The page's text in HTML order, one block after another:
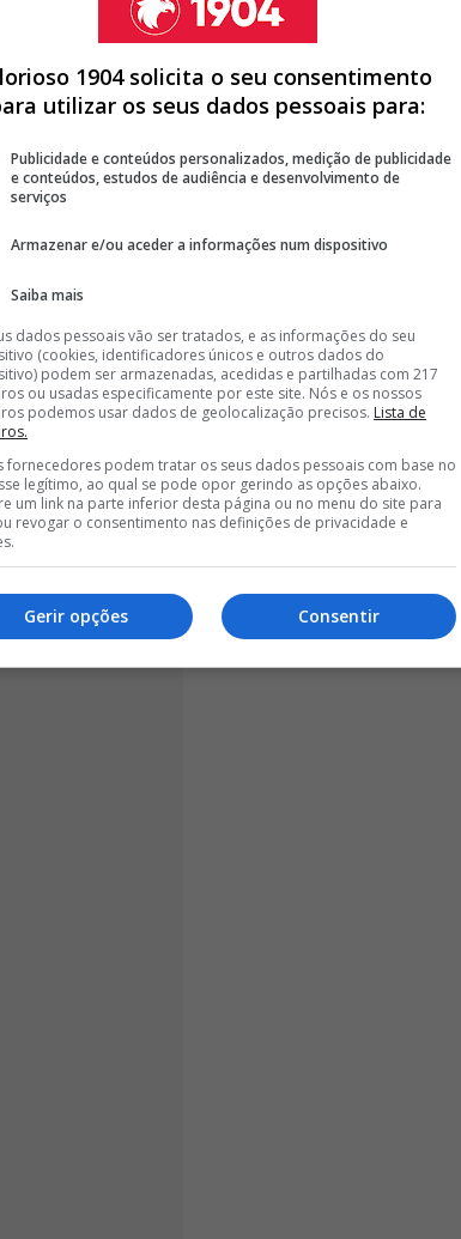
a direção do Corinthians está disposta
entre os 10 e os 15 milhões
financeiros.
COSTA ESFREGA AS MÃOS
POR RUI COSTA CUSTA 15 MILHÕES
MAS NÃO É PARA REPRESENTAR O BENFICA
>
aliviar a folha salarial,mas mantendo um
está atento ao mercado e, numa
Bidon, que é cobiçado por várias equipas
1904 solicita o seu consentimento
utilizar os seus dados pessoais para:
Publicidade e conteúdos personalizados, medição de publicidade
e conteúdos, estudos de audiência e desenvolvimento de
serviços
Armazenar e/ou aceder a informações num dispositivo
Saiba mais
dados pessoais vão ser tratados, e as informações do seu
(cookies, identificadores únicos e outros dados do
podem ser armazenadas, acedidas e partilhadas com 217
ou usadas especificamente por este site. Nós e os nossos
podemos usar dados de geolocalização precisos. Lista de
fornecedores podem tratar os seus dados pessoais com base no
legítimo, ao qual se pode opor gerindo as opções abaixo.
um link na parte inferior desta página ou no menu do site para
revogar o consentimento nas definições de privacidade e
Consentir
Gerir opções